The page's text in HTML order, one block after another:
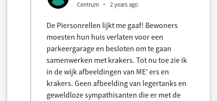
Centrum 2 years ago
De Piersonrellen lijkt me gaaf! Bewoners
moesten hun huis verlaten voor een
parkeergarage en besloten om te gaan
samenwerken met krakers. Tot nu toe zie ik
in de wijk afbeeldingen van ME’ ers en
krakers. Geen afbeelding van legertanks en
geweldloze sympathisanten die er met de